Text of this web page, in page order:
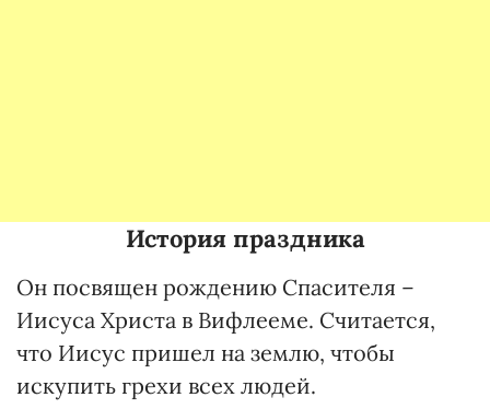
История праздника
Он посвящен рождению Спасителя –
Иисуса Христа в Вифлееме. Считается,
что Иисус пришел на землю, чтобы
искупить грехи всех людей.